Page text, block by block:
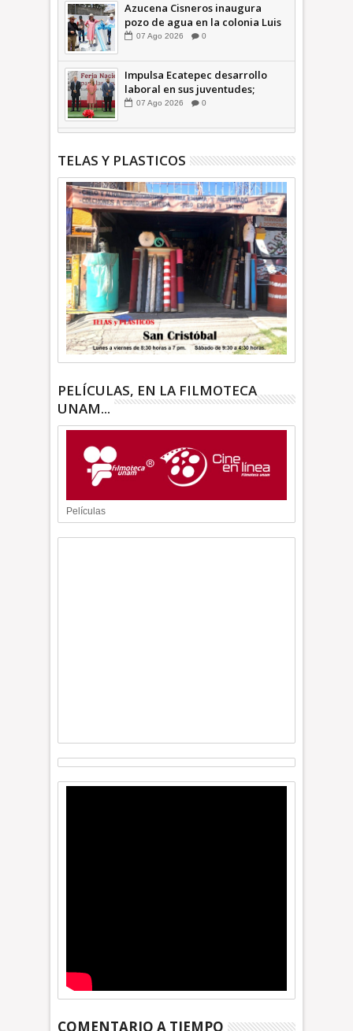
Azucena Cisneros inaugura
pozo de agua en la colonia Luis
Donaldo Colosio +Video |
07 Ago 2026 0
Impulsa Ecatepec desarrollo
laboral en sus juventudes;
inauguran Feria de Empleo y
INFORMATIVA
07 Ago 2026 0
TELAS Y PLASTICOS
PELÍCULAS, EN LA FILMOTECA
UNAM...
Películas
COMENTARIO A TIEMPO